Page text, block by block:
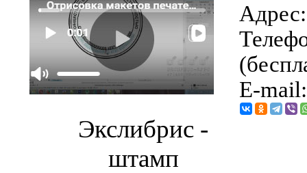
Экслибрис -
штамп
E-